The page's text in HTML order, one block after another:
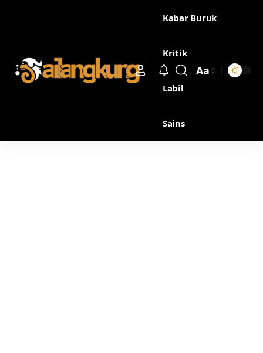
Kabar Buruk
Kritik
Labil
Sains
Aa